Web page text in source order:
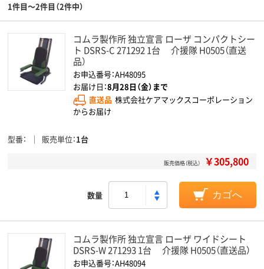
1件目～2件目（2件中）
コムラ製作所 独立宣言 ローザ コンパクトシー
ト DSRS-C 271292 1台 介援隊 H0505（直送
品）
お申込番号：AH48095
お届け日：8月28日（金）まで
直送品 株式会社ケアマックスコーポレーション
からお届け
型番 販売単位 1台
販売価格（税込） ￥305,800
数量 カゴへ
コムラ製作所 独立宣言 ローザ ワイドシート
DSRS-W 271293 1台 介援隊 H0505（直送品）
お申込番号：AH48094